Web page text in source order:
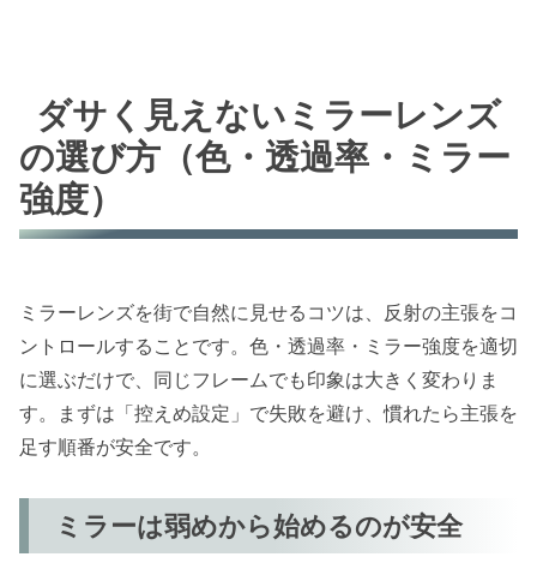
ダサく見えないミラーレンズ
の選び方（色・透過率・ミラー
強度）
ミラーレンズを街で自然に見せるコツは、反射の主張をコ
ントロールすることです。色・透過率・ミラー強度を適切
に選ぶだけで、同じフレームでも印象は大きく変わりま
す。まずは「控えめ設定」で失敗を避け、慣れたら主張を
足す順番が安全です。
ミラーは弱めから始めるのが安全